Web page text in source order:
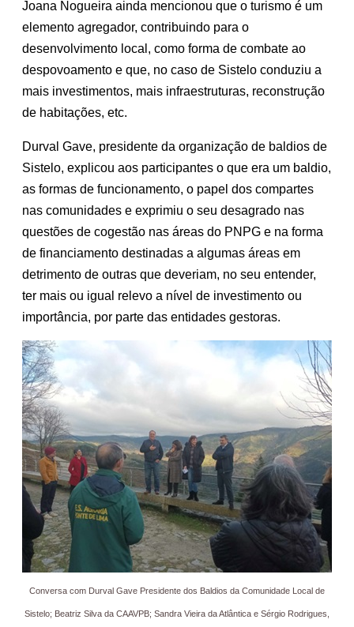
Joana Nogueira ainda mencionou que o turismo é um
elemento agregador, contribuindo para o
desenvolvimento local, como forma de combate ao
despovoamento e que, no caso de Sistelo conduziu a
mais investimentos, mais infraestruturas, reconstrução
de habitações, etc.
Durval Gave, presidente da organização de baldios de
Sistelo, explicou aos participantes o que era um baldio,
as formas de funcionamento, o papel dos compartes
nas comunidades e exprimiu o seu desagrado nas
questões de cogestão nas áreas do PNPG e na forma
de financiamento destinadas a algumas áreas em
detrimento de outras que deveriam, no seu entender,
ter mais ou igual relevo a nível de investimento ou
importância, por parte das entidades gestoras.
Conversa com Durval Gave Presidente dos Baldios da Comunidade Local de
Sistelo; Beatriz Silva da CAAVPB; Sandra Vieira da Atlântica e Sérgio Rodrigues,